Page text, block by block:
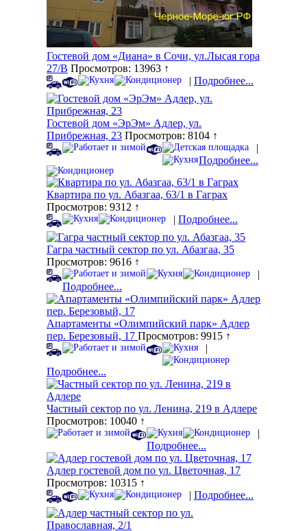
Гостевой дом «Диана» в Сочи, ул.Лысая гора
27/В Просмотров: 13963 ↑
| Подробнее...
Гостевой дом «ЭрЭм» Адлер, ул.
Прибрежная, 23 Просмотров: 8104 ↑
|
Подробнее...
Квартира по ул. Абазгаа, 63/1 в Гаграх
Просмотров: 9312 ↑
| Подробнее...
Гагра частный сектор по ул. Абазгаа, 35
Просмотров: 9616 ↑
|
Подробнее...
Апартаменты «Олимпийский парк» Адлер
пер. Березовый, 17 Просмотров: 9915 ↑
|
Подробнее...
Частный сектор по ул. Ленина, 219 в Адлере
Просмотров: 10040 ↑
|
Подробнее...
Адлер гостевой дом по ул. Цветочная, 17
Просмотров: 10315 ↑
| Подробнее...